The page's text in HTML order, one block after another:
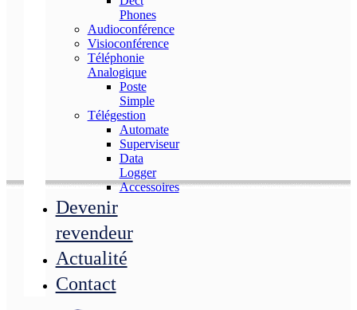
Phones
Audioconférence
Visioconférence
Téléphonie
Analogique
Poste
Simple
Télégestion
Automate
Superviseur
Data
Logger
Accessoires
Devenir
revendeur
Actualité
Contact